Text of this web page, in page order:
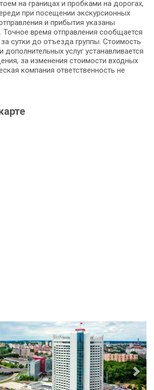
на границах и пробками на дорогах,
при посещении экскурсионных
и прибытия указаны
Точное время отправления сообщается
сутки до отъезда группы. Стоимость
дополнительных услуг устанавливается
за изменения стоимости входных
компания ответственность не